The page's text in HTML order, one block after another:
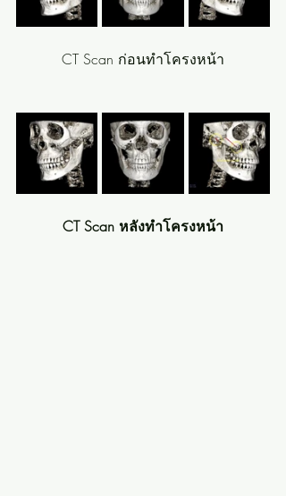
CT Scan ก่อนทำโครงหน้า
CT Scan หลังทำโครงหน้า